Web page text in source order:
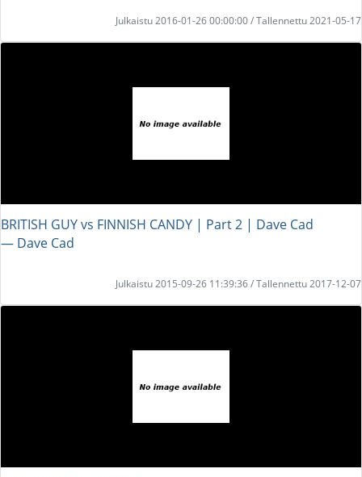
Julkaistu 2016-01-26 00:00:00 / Tallennettu 2021-05-17
BRITISH GUY vs FINNISH CANDY | Part 2 | Dave Cad
― Dave Cad
Julkaistu 2015-09-26 11:39:36 / Tallennettu 2017-12-07